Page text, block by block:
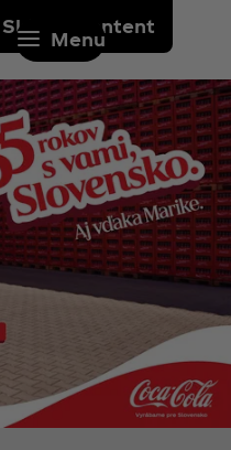
Skip to content
Menu